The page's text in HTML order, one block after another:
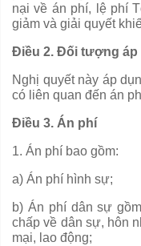
nại về án phí, lệ phí
giảm và giải quyết
Điều 2. Đối tượng áp
Nghị quyết này áp
có liên quan đến án
Điều 3. Án phí
1. Án phí bao gồm:
a) Án phí hình sự;
b) Án phí dân sự
chấpvề dân sự, hôn
mại, lao động;